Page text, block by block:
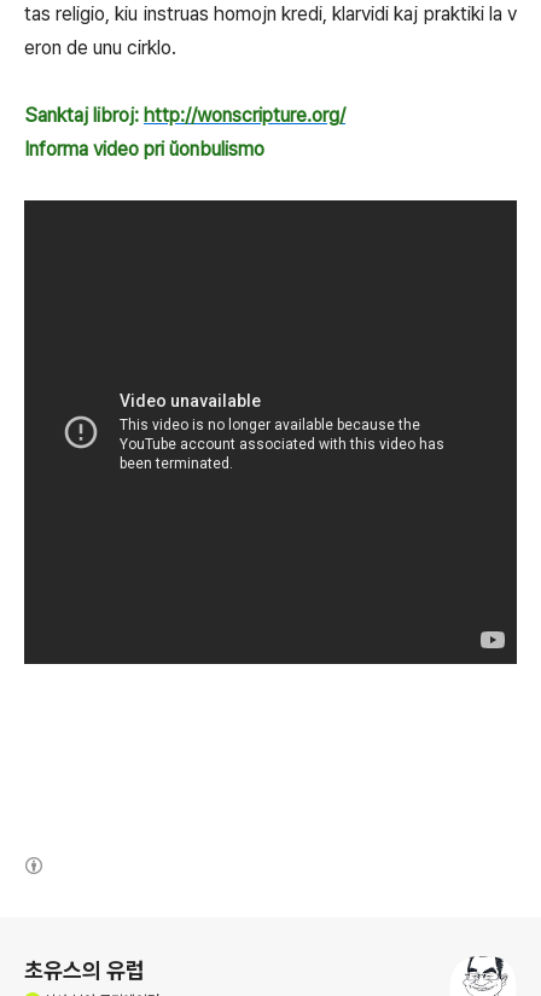
tas religio, kiu instruas homojn kredi, klarvidi kaj praktiki la v
eron de unu cirklo.
Sanktaj libroj: http://wonscripture.org/
Informa video pri ŭonbulismo
초유스의 유럽